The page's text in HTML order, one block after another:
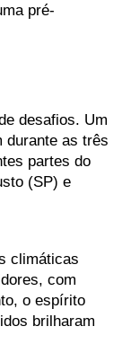
pré-
desafios. Um
durante as três
partes do
(SP) e
climáticas
com
o espírito
brilharam